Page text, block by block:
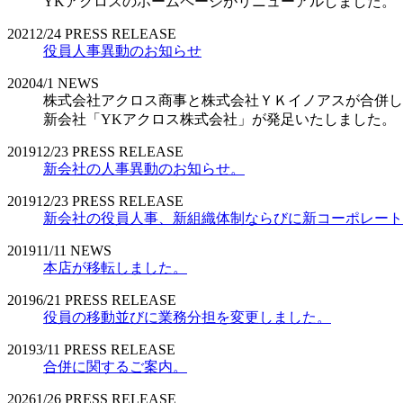
2021 2/24 PRESS RELEASE
役員人事異動のお知らせ
20204/1 NEWS
株式会社アクロス商事と株式会社ＹＫイノアスが合併し
新会社「YKアクロス株式会社」が発足いたしました。
201912/23 PRESS RELEASE
新会社の人事異動のお知らせ。
201912/23 PRESS RELEASE
新会社の役員人事、新組織体制ならびに新コーポレート
201911/11 NEWS
本店が移転しました。
20196/21 PRESS RELEASE
役員の移動並びに業務分担を変更しました。
20193/11 PRESS RELEASE
合併に関するご案内。
20261/26 PRESS RELEASE